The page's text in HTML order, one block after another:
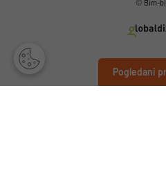
Pogledani
© Bim-